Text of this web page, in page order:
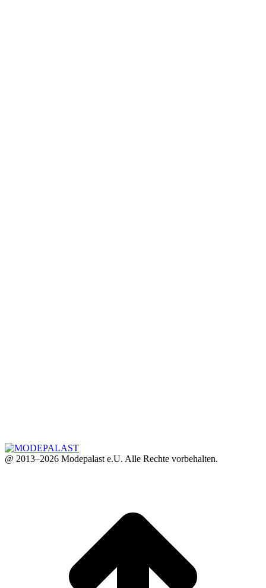
@ 2013–2026 Modepalast e.U. Alle Rechte vorbehalten.